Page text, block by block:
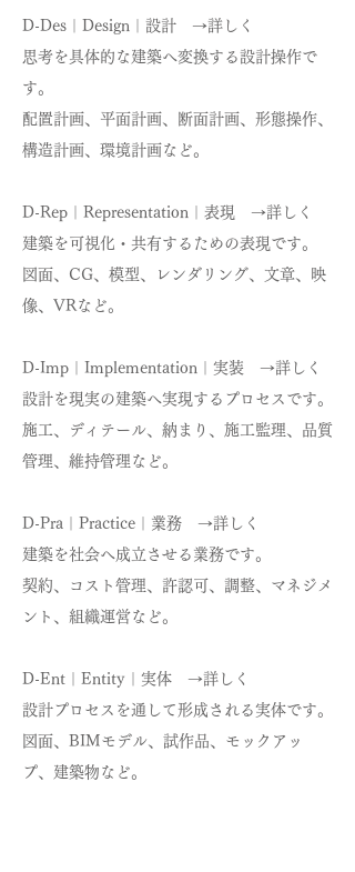
D-Des｜Design｜設計 →詳しく
思考を具体的な建築へ変換する設計操作で
す。
配置計画、平面計画、断面計画、形態操作、
構造計画、環境計画など。
D-Rep｜Representation｜表現 →詳しく
建築を可視化・共有するための表現です。
図面、CG、模型、レンダリング、文章、映
像、VRなど。
D-Imp｜Implementation｜実装 →詳しく
設計を現実の建築へ実現するプロセスです。
施工、ディテール、納まり、施工監理、品質
管理、維持管理など。
D-Pra｜Practice｜業務 →詳しく
建築を社会へ成立させる業務です。
契約、コスト管理、許認可、調整、マネジメ
ント、組織運営など。
D-Ent｜Entity｜実体 →詳しく
設計プロセスを通して形成される実体です。
図面、BIMモデル、試作品、モックアッ
プ、建築物など。